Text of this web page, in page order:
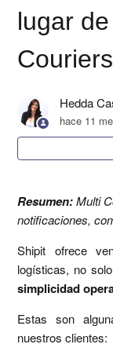
¿Es posible
¿Por qué usar
¿Cómo ingreso
¿Envían todo
¿Envían
¿Qué es un
¿Cuáles son las
lugar
Hedda
hace 11
Resumen:Multi
notificaciones,
Shipit ofrece
logísticas, no
simplicidad
Estas son
nuestros clientes: